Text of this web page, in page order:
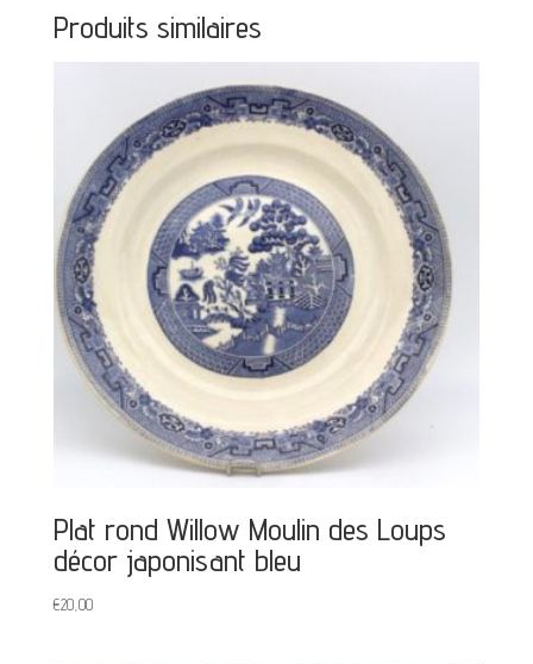
Produits similaires
Plat rond Willow Moulin des Loups
décor japonisant bleu
€20,00